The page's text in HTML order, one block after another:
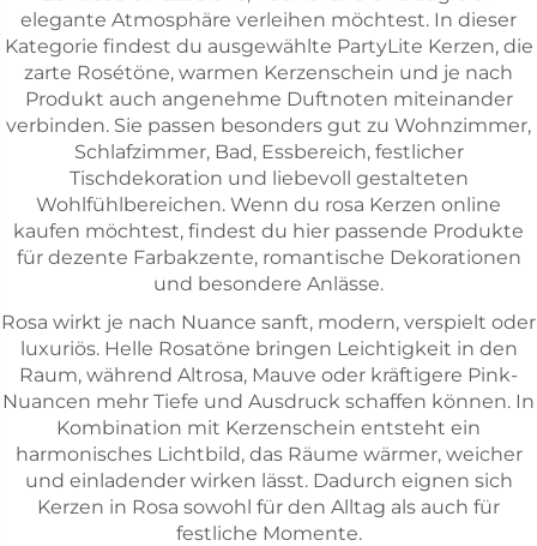
elegante Atmosphäre verleihen möchtest. In dieser
Kategorie findest du ausgewählte PartyLite Kerzen, die
zarte Rosétöne, warmen Kerzenschein und je nach
Produkt auch angenehme Duftnoten miteinander
verbinden. Sie passen besonders gut zu Wohnzimmer,
Schlafzimmer, Bad, Essbereich, festlicher
Tischdekoration und liebevoll gestalteten
Wohlfühlbereichen. Wenn du rosa Kerzen online
kaufen möchtest, findest du hier passende Produkte
für dezente Farbakzente, romantische Dekorationen
und besondere Anlässe.
Rosa wirkt je nach Nuance sanft, modern, verspielt oder
luxuriös. Helle Rosatöne bringen Leichtigkeit in den
Raum, während Altrosa, Mauve oder kräftigere Pink-
Nuancen mehr Tiefe und Ausdruck schaffen können. In
Kombination mit Kerzenschein entsteht ein
harmonisches Lichtbild, das Räume wärmer, weicher
und einladender wirken lässt. Dadurch eignen sich
Kerzen in Rosa sowohl für den Alltag als auch für
festliche Momente.